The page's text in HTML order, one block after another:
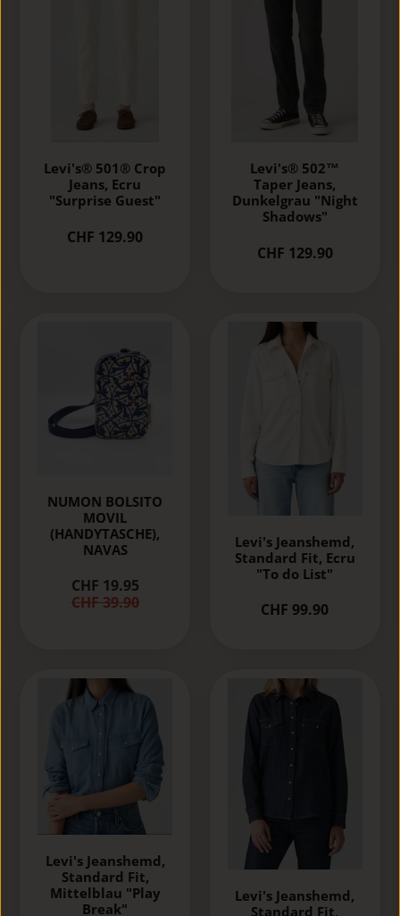
Levi's® 501® Crop
Jeans, Ecru
"Surprise Guest"
CHF 129.90
Levi's® 502™
Taper Jeans,
Dunkelgrau "Night
Shadows"
CHF 129.90
NUMON BOLSITO
MOVIL
(HANDYTASCHE),
NAVAS
CHF 19.95
CHF 39.90
Levi's Jeanshemd,
Standard Fit, Ecru
"To do List"
CHF 99.90
Levi's Jeanshemd,
Standard Fit,
Mittelblau "Play
Break"
Levi's Jeanshemd,
Standard Fit,